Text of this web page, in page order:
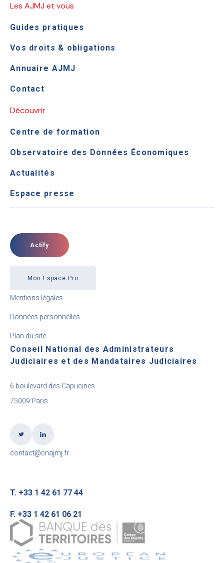
Les AJMJ et vous
Guides pratiques
Vos droits & obligations
Annuaire AJMJ
Contact
Découvrir
Centre de formation
Observatoire des Données Économiques
Actualités
Espace presse
Actify
Mon Espace Pro
Mentions légales
Données personnelles
Plan du site
Conseil National des Administrateurs
Judiciaires et des Mandataires Judiciaires
6 boulevard des Capucines
75009 Paris
contact@cnajmj.fr
T. +33 1 42 61 77 44
F. +33 1 42 61 06 21